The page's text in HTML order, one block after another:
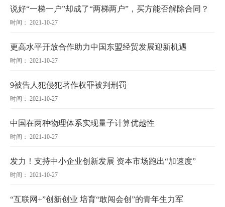
说好“一梯一户”却成了“两梯两户”，买方能否解除合同？
时间： 2021-10-27
更高水平开放合作助力中国东盟经贸发展迎新机遇
时间： 2021-10-27
9被告人犯侵犯著作权罪被判刑罚
时间： 2021-10-27
中国在两种物理体系实现量子计算优越性
时间： 2021-10-27
发力！支持中小企业创新发展 资本市场跑出“加速度”
时间： 2021-10-27
“互联网+”创新创业 培育“敢闯会创”的青年生力军